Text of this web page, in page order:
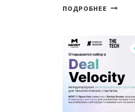
ПОДРОБНЕЕ ОТ
АЛМАТЫ:
YOUTH
CAMP
ДАЛ